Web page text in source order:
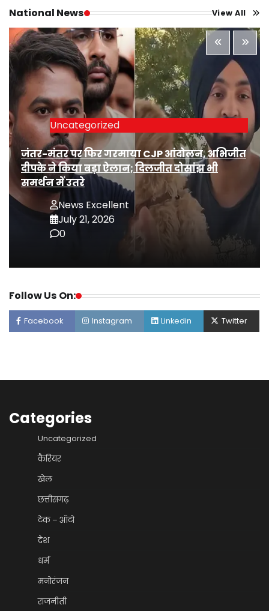
National News View All
Uncategorized
जंतर-मंतर पर फिर गरमाया CJP आंदोलन, अभिजीत
दीपके ने किया बड़ा ऐलान; दिलजीत दोसांझ भी
समर्थन में उतरे
News Excellent
July 21, 2026
0
Follow Us On:
Facebook Instagram Linkedin Twitter
Categories
Uncategorized
कैरियर
खेल
छत्तीसगढ़
टेक – ऑटो
देश
धर्म
मनोरंजन
राजनीती